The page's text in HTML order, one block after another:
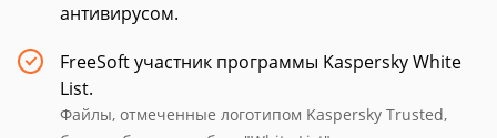
антивирусом.
FreeSoft участник программы Kaspersky White
List.
Файлы, отмеченные логотипом Kaspersky Trusted,